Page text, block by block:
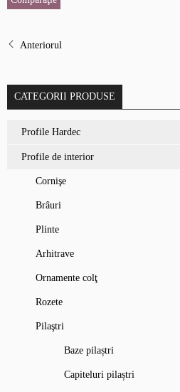
Anteriorul
CATEGORII PRODUSE
Profile Hardec
Profile de interior
Cornişe
Brâuri
Plinte
Arhitrave
Ornamente colţ
Rozete
Pilaştri
Baze pilaștri
Capiteluri pilaștri